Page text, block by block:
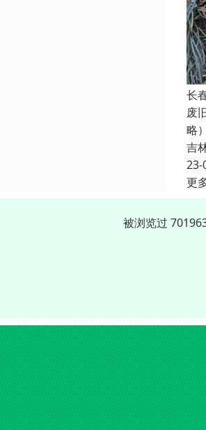
长
废
略
吉
23-
更
被浏览过